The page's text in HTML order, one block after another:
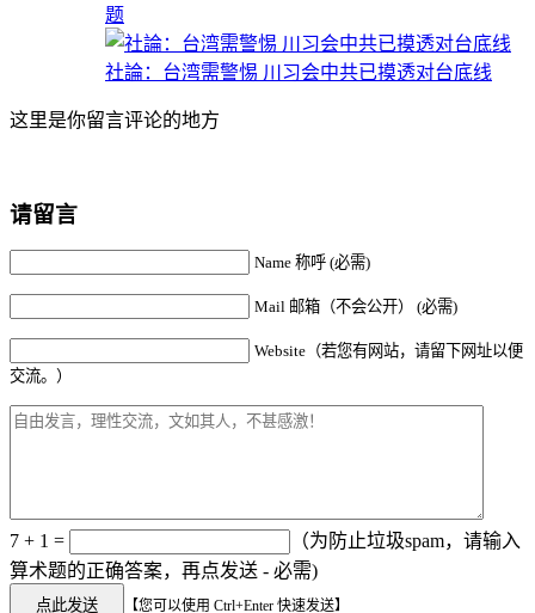
题
社論：台湾需警惕 川习会中共已摸透对台底线
这里是你留言评论的地方
请留言
Name 称呼 (必需)
Mail 邮箱（不会公开） (必需)
Website（若您有网站，请留下网址以便
交流。）
7 + 1 =
（为防止垃圾spam，请输入
算术题的正确答案，再点发送 - 必需)
【您可以使用 Ctrl+Enter 快速发送】